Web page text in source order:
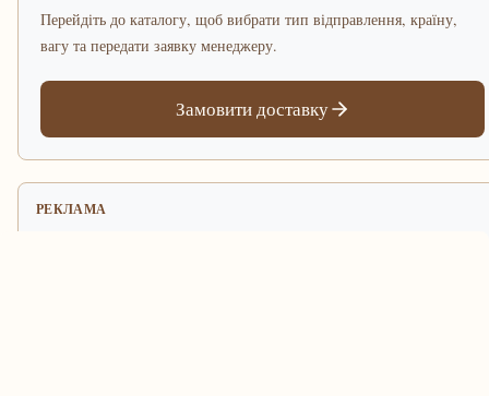
Перейдіть до каталогу, щоб вибрати тип відправлення, країну,
вагу та передати заявку менеджеру.
Замовити доставку
РЕКЛАМА